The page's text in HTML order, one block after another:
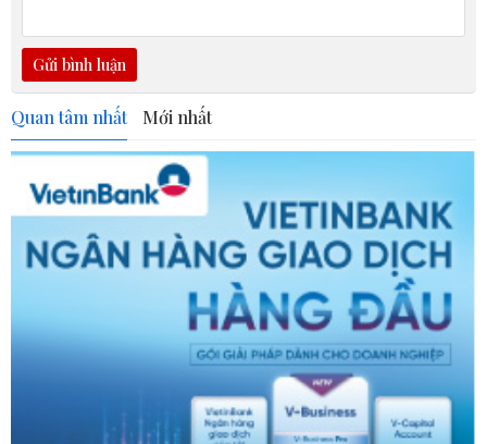
Gửi bình luận
Quan tâm nhất Mới nhất